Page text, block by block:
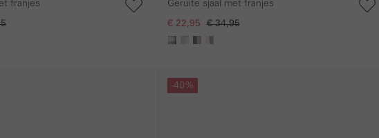
franjes Geruite sjaal met franjes
€ 22,95 € 34,95
-40%